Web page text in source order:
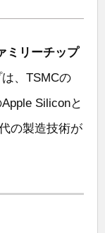
ミリーチップ
、TSMCの
Siliconと
の製造技術が